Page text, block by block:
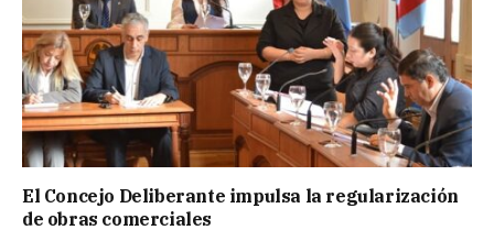
El Concejo Deliberante impulsa la regularización
de obras comerciales